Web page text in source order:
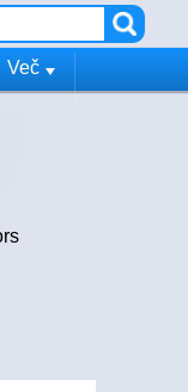
Več